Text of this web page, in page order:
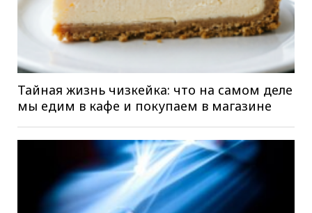
Тайная жизнь чизкейка: что на самом деле
мы едим в кафе и покупаем в магазине